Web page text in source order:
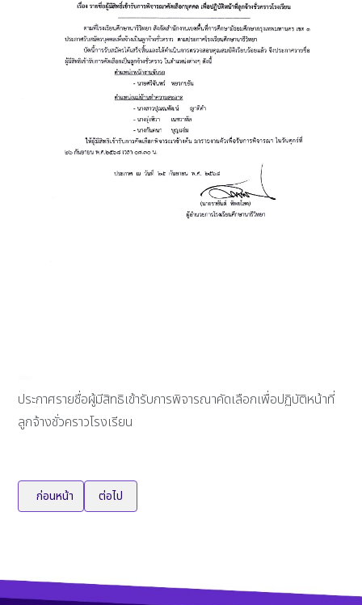
ประกาศรายชื่อผู้มีสิทธิเข้ารับการพิจารณาคัดเลือกเพื่อปฏิบัติหน้าที่
ลูกจ้างชั่วคราวโรงเรียน
เนื้อหาก่อนหน้า: ประกาศผลพิจารณาคัดเลือกลูกจ้างชั่วคราวปฏิบัติหน้าที่ใน
ก่อนหน้า เนื้อหาถัดไป: ประกาศรับสมัครบุคคลเพื่อคัดเลือกเป็นลูกจ้า
ต่อไป